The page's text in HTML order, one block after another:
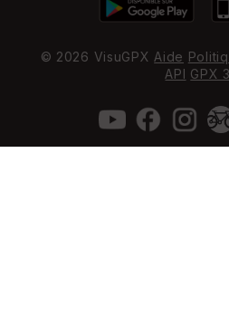
© 2026 VisuGPX Aide
API GPX